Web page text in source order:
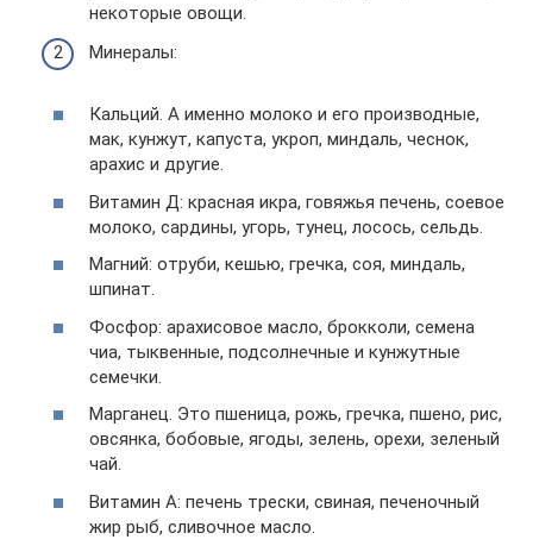
некоторые овощи.
Минералы:
Кальций. А именно молоко и его производные,
мак, кунжут, капуста, укроп, миндаль, чеснок,
арахис и другие.
Витамин Д: красная икра, говяжья печень, соевое
молоко, сардины, угорь, тунец, лосось, сельдь.
Магний: отруби, кешью, гречка, соя, миндаль,
шпинат.
Фосфор: арахисовое масло, брокколи, семена
чиа, тыквенные, подсолнечные и кунжутные
семечки.
Марганец. Это пшеница, рожь, гречка, пшено, рис,
овсянка, бобовые, ягоды, зелень, орехи, зеленый
чай.
Витамин А: печень трески, свиная, печеночный
жир рыб, сливочное масло.